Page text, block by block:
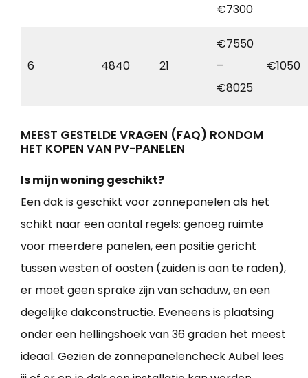
€7300
6 4840 21
€7550
–
€8025
€1050
MEEST GESTELDE VRAGEN (FAQ) RONDOM
HET KOPEN VAN PV-PANELEN
Is mijn woning geschikt?
Een dak is geschikt voor zonnepanelen als het
schikt naar een aantal regels: genoeg ruimte
voor meerdere panelen, een positie gericht
tussen westen of oosten (zuiden is aan te raden),
er moet geen sprake zijn van schaduw, en een
degelijke dakconstructie. Eveneens is plaatsing
onder een hellingshoek van 36 graden het meest
ideaal. Gezien de zonnepanelencheck Aubel lees